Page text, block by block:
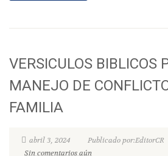
VERSICULOS BIBLICOS
MANEJO DE
FAMILIA
abril 3, 2024 Publicado por:EditorCR
Sin comentarios aún